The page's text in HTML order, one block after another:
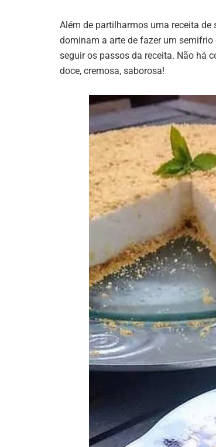
Além de partilharmos uma receita
dominam a arte de fazer um
seguir os passos da receita. Não há
doce, cremosa, saborosa!